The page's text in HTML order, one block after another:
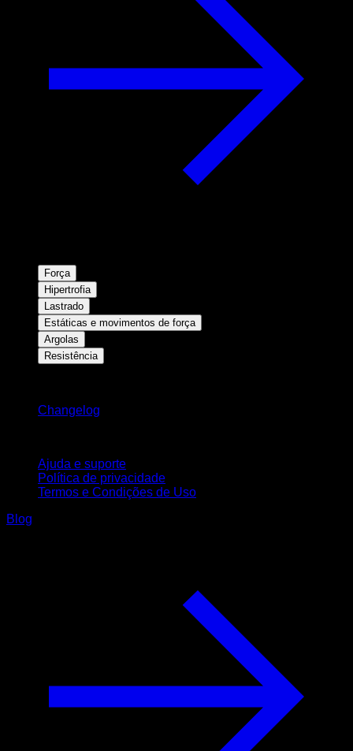
Força
Hipertrofia
Lastrado
Estáticas e movimentos de força
Argolas
Resistência
Changelog
Ajuda e suporte
Política de privacidade
Termos e Condições de Uso
Blog